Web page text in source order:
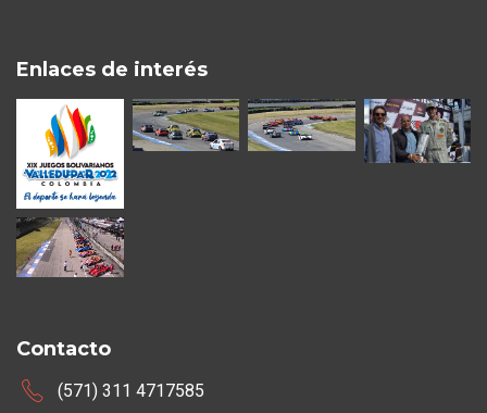
Enlaces de interés
Contacto
(571) 311 4717585